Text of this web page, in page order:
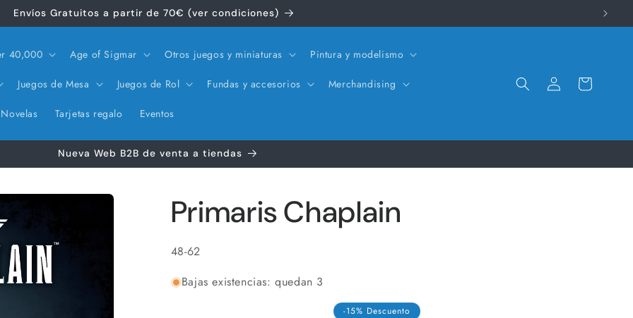
Envíos Gratuitos a partir de 70€ (ver condiciones)
40,000 Age of Sigmar Otros juegos y miniaturas Pintura y modelismo
Juegos de Mesa Juegos de Rol Fundas y accesorios Merchandising
Novelas Tarjetas regalo Eventos
Iniciar
sesión
Carrito
Nueva Web B2B de venta a tiendas
Primaris Chaplain
SKU:
48-62
Bajas existencias: quedan 3
-15% Descuento